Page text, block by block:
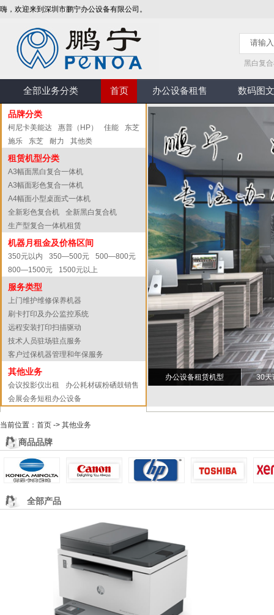
嗨，欢迎来到深圳市鹏宁办公设备有限公司。
黑白复
全部业务分类 首页 办公设备租售 数码图
品牌分类
柯尼卡美能达 惠普（HP） 佳能
东芝
施乐
东芝 耐力 其他类
租赁机型分类
A3幅面黑白复合一体机
A3幅面彩色复合一体机
A4幅面小型桌面式一体机
全新彩色复合机
全新黑白复合机
生产型复合一体机租赁
机器月租金及价格区间
350元以内 350—500元
500—800元
800—1500元
1500元以上
服务类型
上门维护维修保养机器
刷卡打印及办公监控系统
远程安装打印扫描驱动
技术人员驻场驻点服务
客户过保机器管理和年保服务
其他业务
会议投影仪出租
办公耗材碳粉硒鼓销售
会展会务短租办公设备
办公设备租赁机型 30天
当前位置： 首页 -> 其他业务
商品品牌
全部产品